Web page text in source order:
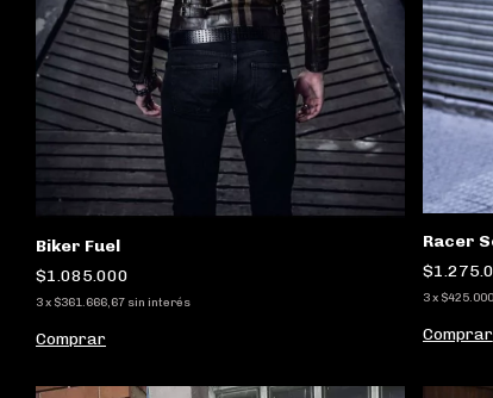
Biker Fuel
$1.085.000
3x $361.666,67 sin interés
Comprar
Racer
3x $425.000
Comprar